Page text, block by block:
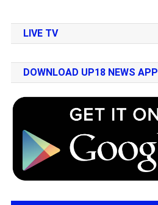
LIVE TV
DOWNLOAD UP18 NEWS APP